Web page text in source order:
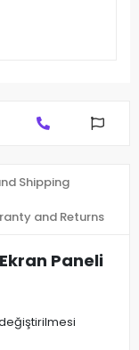
Shipping
and Returns
Paneli
değiştirilmesi